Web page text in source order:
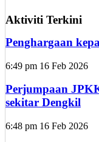
Aktiviti Terkini
Penghargaan
6:49 pm 16 Feb 2026
Perjumpaan
sekitar Dengkil
6:48 pm 16 Feb 2026